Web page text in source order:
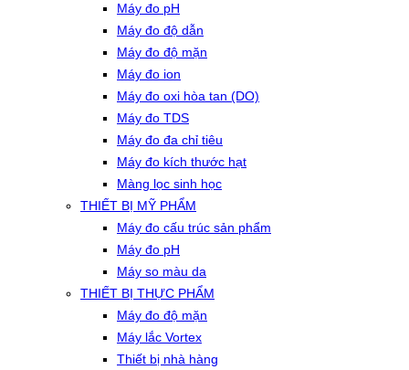
Máy đo pH
Máy đo độ dẫn
Máy đo độ mặn
Máy đo ion
Máy đo oxi hòa tan (DO)
Máy đo TDS
Máy đo đa chỉ tiêu
Máy đo kích thước hạt
Màng lọc sinh học
THIẾT BỊ MỸ PHẨM
Máy đo cấu trúc sản phẩm
Máy đo pH
Máy so màu da
THIẾT BỊ THỰC PHẨM
Máy đo độ mặn
Máy lắc Vortex
Thiết bị nhà hàng